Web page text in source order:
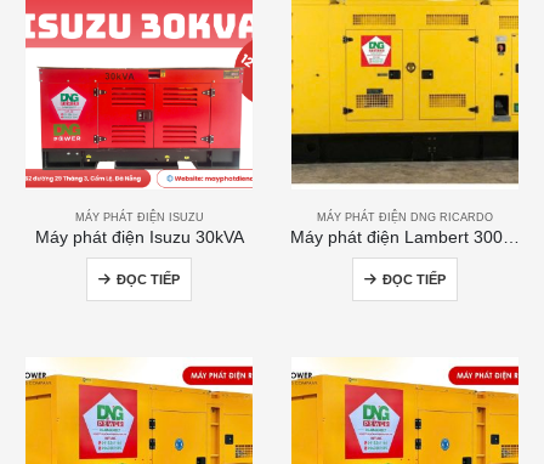
MÁY PHÁT ĐIỆN ISUZU
Máy phát điện Isuzu 30kVA
ĐỌC TIẾP
MÁY PHÁT ĐIỆN DNG RICARDO
ĐỌC TIẾP